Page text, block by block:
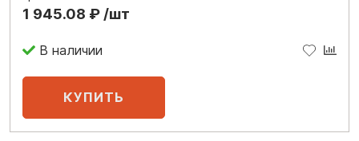
1 945.08 ₽ /шт
В наличии